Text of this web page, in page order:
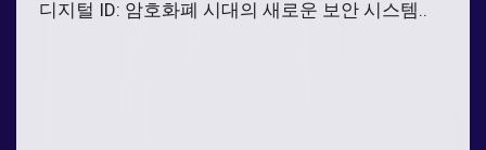
디지털 ID: 암호화폐 시대의 새로운 보안 시스템..